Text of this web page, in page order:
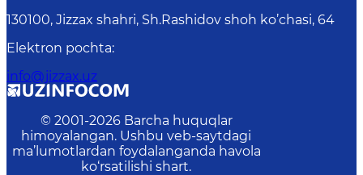
130100, Jizzax shahri, Sh.Rashidov shoh ko’chasi, 64
Elektron pochta:
info@jizzax.uz
© 2001-2026 Barcha huquqlar
himoyalangan. Ushbu veb-saytdagi
ma’lumotlardan foydalanganda havola
ko‘rsatilishi shart.